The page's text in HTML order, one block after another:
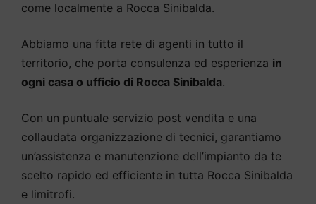
come localmente a Rocca Sinibalda.
Abbiamo una fitta rete di agenti in tutto il
territorio, che porta consulenza ed esperienza in
ogni casa o ufficio di Rocca Sinibalda.
Con un puntuale servizio post vendita e una
collaudata organizzazione di tecnici, garantiamo
un’assistenza e manutenzione dell’impianto da te
scelto rapido ed efficiente in tutta Rocca Sinibalda
e limitrofi.